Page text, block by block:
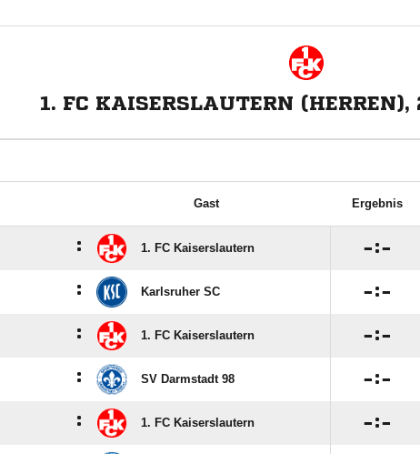
1. FC KAISERSLAUTERN (HERREN),
Gast Ergebnis
: 1. FC Kaiserslautern :
: Karlsruher SC :
: 1. FC Kaiserslautern :
: SV Darmstadt 98 :
: 1. FC Kaiserslautern :